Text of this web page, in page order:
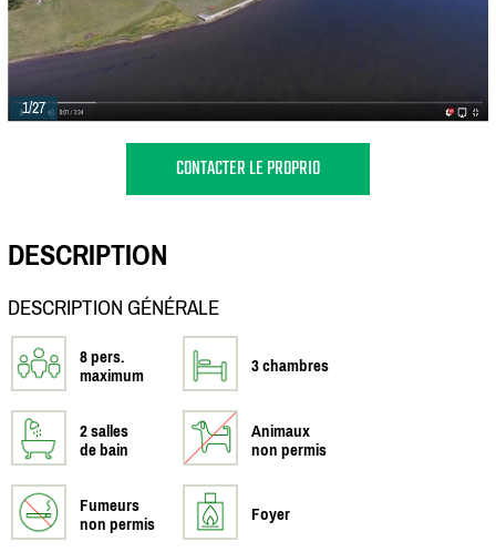
1/27
CONTACTER LE PROPRIO
DESCRIPTION
DESCRIPTION GÉNÉRALE
8 pers.
maximum
3 chambres
2 salles
de bain
Animaux
non permis
Fumeurs
non permis
Foyer